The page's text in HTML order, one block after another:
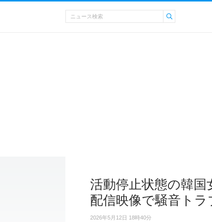
活動停止状態の韓
配信映像で騒音トラ
2026年5月12日 18時40分